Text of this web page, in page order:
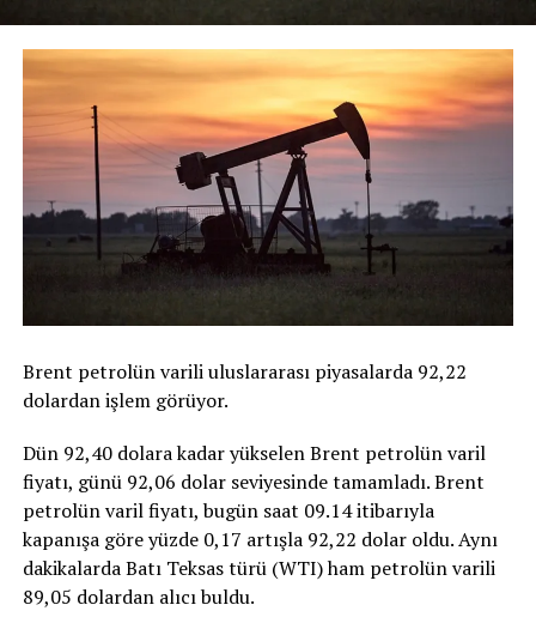
Brent petrolün varili uluslararası piyasalarda 92,22
dolardan işlem görüyor.
Dün 92,40 dolara kadar yükselen Brent petrolün varil
fiyatı, günü 92,06 dolar seviyesinde tamamladı. Brent
petrolün varil fiyatı, bugün saat 09.14 itibarıyla
kapanışa göre yüzde 0,17 artışla 92,22 dolar oldu. Aynı
dakikalarda Batı Teksas türü (WTI) ham petrolün varili
89,05 dolardan alıcı buldu.